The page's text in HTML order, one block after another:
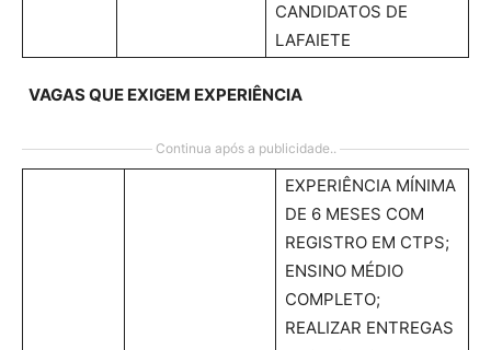
CANDIDATOS DE
LAFAIETE
VAGAS QUE EXIGEM EXPERIÊNCIA
Continua após a publicidade..
EXPERIÊNCIA MÍNIMA
DE 6 MESES COM
REGISTRO EM CTPS;
ENSINO MÉDIO
COMPLETO;
REALIZAR ENTREGAS